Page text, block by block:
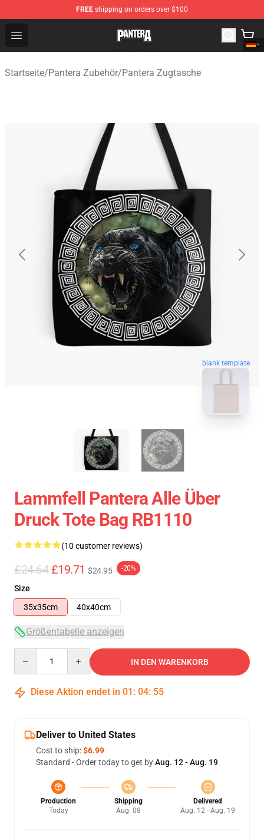
FREE shipping on orders over $100
Open menu
Pantera Store - Official Pantera Merchandise Shop
Startseite/Pantera Zubehör/Pantera Zugtasche
blank template
Lammfell Pantera Alle Über
Druck Tote Bag RB1110
(10 customer reviews)
£24.64 £19.71 $24.95 -20%
Size
35x35cm
40x40cm
Größentabelle anzeigen
IN DEN WARENKORB
Diese Aktion endet in 01 : 04: 54
Deliver to United States
Cost to ship:$6.99
Standard - Order today to get byAug. 12 - Aug. 19
Production
Today
Shipping
Aug. 08
Delivered
Aug. 12 - Aug. 19